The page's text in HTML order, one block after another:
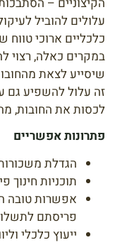
עלולים להוביל
כלכליים ארוכי
במקרים כאלה, רצוי
שיסייע לצאת
זה עלול להשפיע גם
לכסות את החובות,
פתרונות אפשריים
הגדלת
תוכניות חינוך
אפשרות טובה
פריסתם
ייעוץ כלכלי